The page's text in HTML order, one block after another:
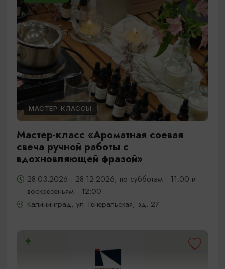
МАСТЕР-КЛАССЫ
Мастер-класс «Ароматная соевая
свеча ручной работы с
вдохновляющей фразой»
28.03.2026 - 28.12.2026, по субботам - 11:00 и
воскресеньям - 12:00
Калининград, ул. Генеральская, зд. 27